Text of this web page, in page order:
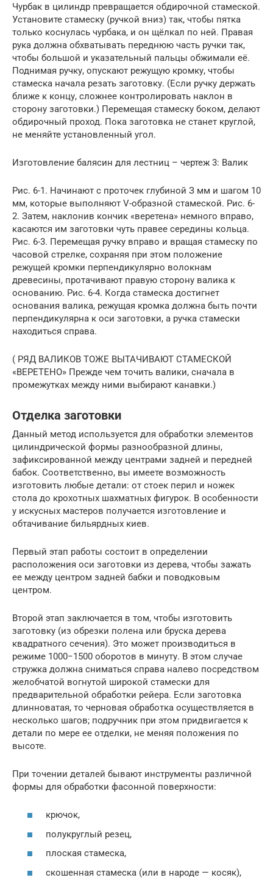
Чурбак в цилиндр превращается обдирочной стамеской.
Установите стамеску (ручкой вниз) так, чтобы пятка
только коснулась чурбака, и он щёлкал по ней. Правая
рука должна обхватывать переднюю часть ручки так,
чтобы большой и указательный пальцы обжимали её.
Поднимая ручку, опускают режущую кромку, чтобы
стамеска начала резать заготовку. (Если ручку держать
ближе к концу, сложнее контролировать наклон в
сторону заготовки.) Перемещая стамеску боком, делают
обдирочный проход. Пока заготовка не станет круглой,
не меняйте установленный угол.
Изготовление балясин для лестниц – чертеж 3: Валик
Рис. 6-1. Начинают с проточек глубиной З мм и шагом 10
мм, которые выполняют V-образной стамеской. Рис. 6-
2. Затем, наклонив кончик «веретена» немного вправо,
касаются им заготовки чуть правее середины кольца.
Рис. 6-3. Перемещая ручку вправо и вращая стамеску по
часовой стрелке, сохраняя при этом положение
режущей кромки перпендикулярно волокнам
древесины, протачивают правую сторону валика к
основанию. Рис. 6-4. Когда стамеска достигнет
основания валика, режущая кромка должна быть почти
перпендикулярна к оси заготовки, а ручка стамески
находиться справа.
( РЯД ВАЛИКОВ ТОЖЕ ВЫТАЧИВАЮТ СТАМЕСКОЙ
«ВЕРЕТЕНО» Прежде чем точить валики, сначала в
промежутках между ними выбирают канавки.)
Отделка заготовки
Данный метод используется для обработки элементов
цилиндрической формы разнообразной длины,
зафиксированной между центрами задней и передней
бабок. Соответственно, вы имеете возможность
изготовить любые детали: от стоек перил и ножек
стола до крохотных шахматных фигурок. В особенности
у искусных мастеров получается изготовление и
обтачивание бильярдных киев.
Первый этап работы состоит в определении
расположения оси заготовки из дерева, чтобы зажать
ее между центром задней бабки и поводковым
центром.
Второй этап заключается в том, чтобы изготовить
заготовку (из обрезки полена или бруска дерева
квадратного сечения). Это может производиться в
режиме 1000−1500 оборотов в минуту. В этом случае
стружка должна сниматься справа налево посредством
желобчатой вогнутой широкой стамески для
предварительной обработки рейера. Если заготовка
длинноватая, то черновая обработка осуществляется в
несколько шагов; подручник при этом придвигается к
детали по мере ее отделки, не меняя положения по
высоте.
При точении деталей бывают инструменты различной
формы для обработки фасонной поверхности:
крючок,
полукруглый резец,
плоская стамеска,
скошенная стамеска (или в народе — косяк),